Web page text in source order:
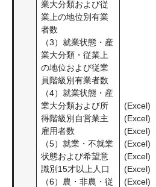
業大分類および従
業上の地位別有業
者数
（3）就業状態・産
業大分類・従業上
の地位および従業
員階級別有業者数
（4）就業状態・産
業大分類および所
得階級別自営業主
雇用者数
（5）就業・不就業
状態および希望意
識別15才以上人口
（6）農・非農・従
(Excel)
(Excel)
(Excel)
(Excel)
(Excel)
(Excel)
(Excel)